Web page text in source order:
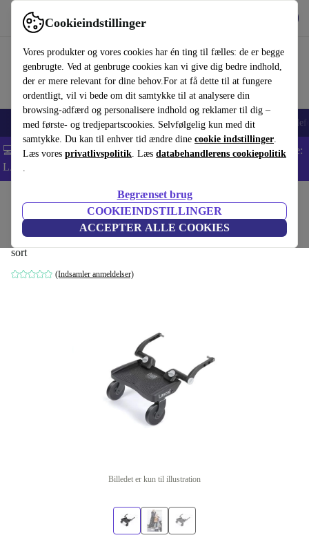
Cookieindstillinger
Vores produkter og vores cookies har én ting til fælles: de er begge
genbrugte. Ved at genbruge cookies kan vi give dig bedre indhold,
der er mere relevant for dine behov.For at få dette til at fungere
ordentligt, vil vi bede om dit samtykke til at analysere din
browsing-adfærd og personalisere indhold og reklamer til dig –
med første- og tredjepartscookies. Selvfølgelig kun med dit
samtykke. Du kan til enhver tid ændre dine cookie indstillinger.
Læs vores privatlivspolitik. Læs databehandlerens cookiepolitik
.
Begrænset brug
COOKIEINDSTILLINGER
ACCEPTER ALLE COOKIES
Brug refurbed hurtigt og nemt
Smartphones Bærbare Tablets Smartwatches Tilbehør
💻 Ekstra 5% rabat på alle MacBooks og bærbare computere - Kode:
LAPTOP5 -
Barnevogne & Klapvogne
Lascal mini Rollbrett
sort
(Indsamler anmeldelser)
Billedet er kun til illustration